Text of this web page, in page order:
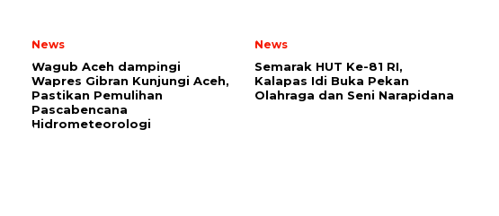
News
Wagub Aceh dampingi
Wapres Gibran Kunjungi Aceh,
Pastikan Pemulihan
Pascabencana
Hidrometeorologi
News
Semarak HUT Ke-81 RI,
Kalapas Idi Buka Pekan
Olahraga dan Seni Narapidana